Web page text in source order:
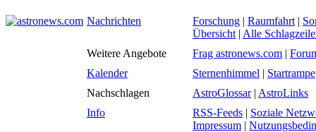
Nachrichten Forschung | Raumfahrt |
Übersicht | Alle
Weitere Angebote
Frag astronews.com |
Kalender
Sternenhimmel | Startrampe
Nachschlagen
AstroGlossar| AstroLinks
Info
RSS-Feeds | Soziale
Impressum |